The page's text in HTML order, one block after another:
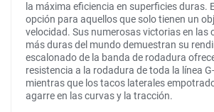
la máxima eficiencia en superficies duras.
opción para aquellos que solo tienen un
velocidad. Sus numerosas victorias en las
más duras del mundo demuestran su
escalonado de la banda de rodadura
resistencia a la rodadura de toda la línea G-
mientras que los tacos laterales
agarre en las curvas y la tracción.